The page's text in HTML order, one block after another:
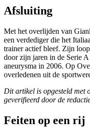
Afsluiting
Met het overlijden van
een verdediger die het
trainer actief bleef. Zijn
door zijn jaren in de Serie
aneurysma in 2006. Op
overledenen uit de
Dit artikel is opgesteld met
geverifieerd door de
Feiten op een rij